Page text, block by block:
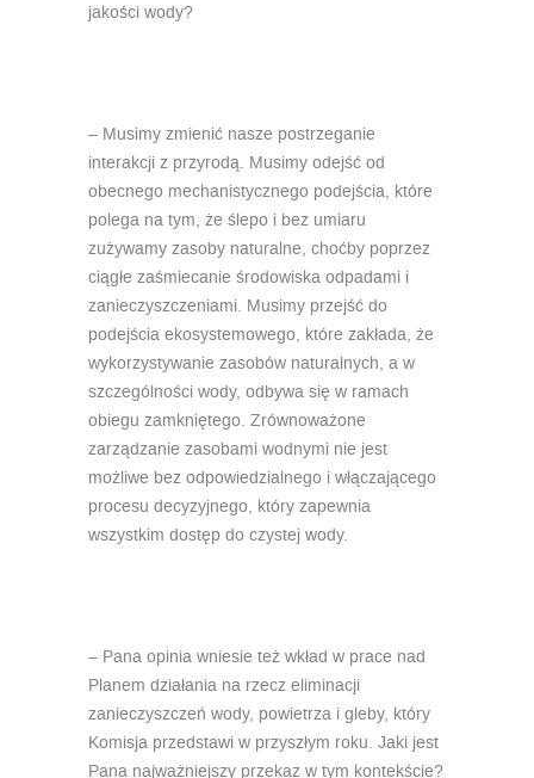
jakości wody?
– Musimy zmienić nasze postrzeganie
interakcji z przyrodą. Musimy odejść od
obecnego mechanistycznego podejścia, które
polega na tym, że ślepo i bez umiaru
zużywamy zasoby naturalne, choćby poprzez
ciągłe zaśmiecanie środowiska odpadami i
zanieczyszczeniami. Musimy przejść do
podejścia ekosystemowego, które zakłada, że
wykorzystywanie zasobów naturalnych, a w
szczególności wody, odbywa się w ramach
obiegu zamkniętego. Zrównoważone
zarządzanie zasobami wodnymi nie jest
możliwe bez odpowiedzialnego i włączającego
procesu decyzyjnego, który zapewnia
wszystkim dostęp do czystej wody.
– Pana opinia wniesie też wkład w prace nad
Planem działania na rzecz eliminacji
zanieczyszczeń wody, powietrza i gleby, który
Komisja przedstawi w przyszłym roku. Jaki jest
Pana najważniejszy przekaz w tym kontekście?